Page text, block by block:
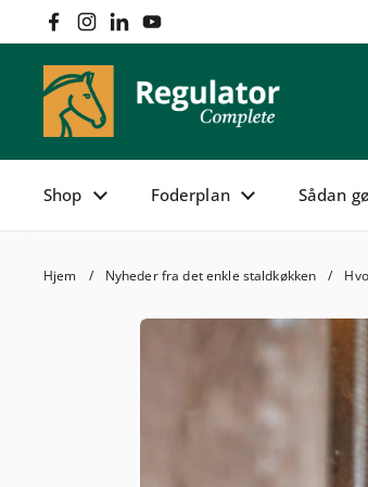
Gå til indhold
FacebookInstagram
LinkedInYouTube
Shop Foderplan Sådan
Hjem / Nyheder fra det enkle staldkøkken /